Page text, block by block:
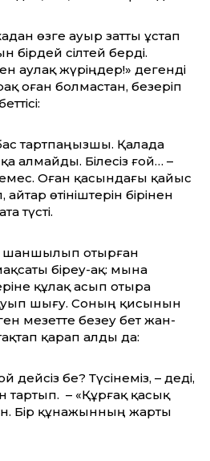
өзге ауыр затты ұстап
бірдей сілтей берді.
аулақ жүріңдер!» дегенді
оған болмастан, безеріп
бас тартпаңызшы. Қалада
алмайды. Білесіз ғой… –
Оған қасындағы қайыс
өтініштерін бірінен
түсті.
шаншылып отырған
біреу-ақ: мына
құлақ асып отыра
шығу. Соның қисынын
мезетте безеу бет жан-
қарап алды да:
дейсіз бе? Түсінеміз, – деді,
тартып. – «Құрғақ қасық
Бір құнажынның жарты